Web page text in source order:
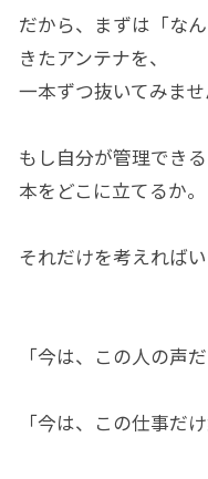
だから、まずは「な
きたアンテナを、
一本ずつ抜いてみませ
もし自分が管理でき
本をどこに立てるか。
それだけを考えればい
「今は、この人の声だ
「今は、この仕事だ